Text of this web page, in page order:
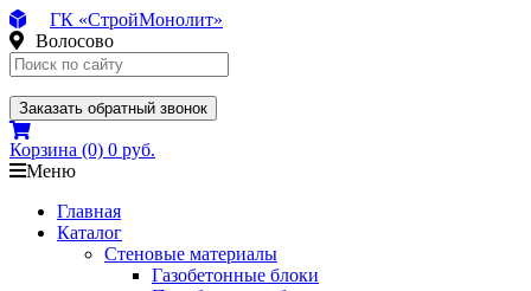
ГК «СтройМонолит»
Волосово
Заказать обратный звонок
Корзина (0) 0 руб.
Меню
Главная
Каталог
Стеновые материалы
Газобетонные блоки